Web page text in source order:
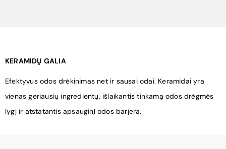
KERAMIDŲ GALIA
Efektyvus odos drėkinimas net ir sausai odai. Keramidai yra
vienas geriausių ingredientų, išlaikantis tinkamą odos drėgmės
lygį ir atstatantis apsauginį odos barjerą.